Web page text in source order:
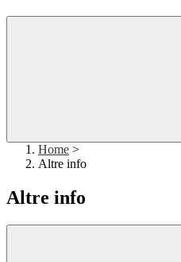
Home >
Altre info
Altre info